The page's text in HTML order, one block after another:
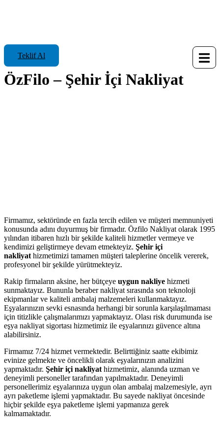
Teklif Al
ÖzFilo – Şehir İçi Nakliyat
Firmamız, sektöründe en fazla tercih edilen ve müşteri memnuniyeti
konusunda adını duyurmuş bir firmadır. Özfilo Nakliyat olarak 1995
yılından itibaren hızlı bir şekilde kaliteli hizmetler vermeye ve
kendimizi geliştirmeye devam etmekteyiz. Şehir içi
nakliyat hizmetimizi tamamen müşteri taleplerine öncelik vererek,
profesyonel bir şekilde yürütmekteyiz.
Rakip firmaların aksine, her bütçeye uygun nakliye hizmeti
sunmaktayız. Bununla beraber nakliyat sırasında son teknoloji
ekipmanlar ve kaliteli ambalaj malzemeleri kullanmaktayız.
Eşyalarınızın sevki esnasında herhangi bir sorunla karşılaşılmaması
için titizlikle çalışmalarımızı yapmaktayız. Olası risk durumunda ise
eşya nakliyat sigortası hizmetimiz ile eşyalarınızı güvence altına
alabilirsiniz.
Firmamız 7/24 hizmet vermektedir. Belirttiğiniz saatte ekibimiz
evinize gelmekte ve öncelikli olarak eşyalarınızın analizini
yapmaktadır. Şehir içi nakliyat hizmetimiz, alanında uzman ve
deneyimli personeller tarafından yapılmaktadır. Deneyimli
personellerimiz eşyalarınıza uygun olan ambalaj malzemesiyle, ayrı
ayrı paketleme işlemi yapmaktadır. Bu sayede nakliyat öncesinde
hiçbir şekilde eşya paketleme işlemi yapmanıza gerek
kalmamaktadır.